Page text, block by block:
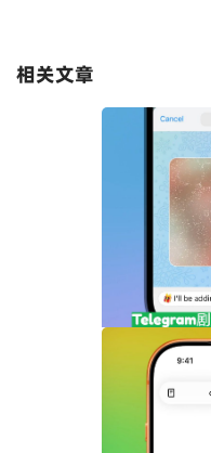
相关文章
频内容完整指南